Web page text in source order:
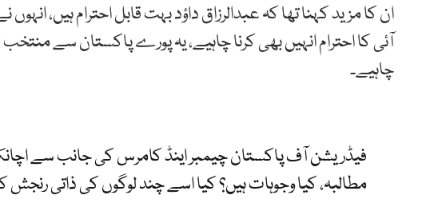
ان کا مزید کہنا تھا کہ عبدالرزاق داؤد بہت قابل احترام ہیں،
آئی کا احترام انہیں بھی کرنا چاہیے، یہ پورے پاکستان سے
چاہیے۔
فیڈریشن آف پاکستان چیمبر اینڈ کامرس کی جانب سے اچانک
مطالبہ، کیا وجوہات ہیں؟ کیا اسے چند لوگوں کی ذاتی رنجش